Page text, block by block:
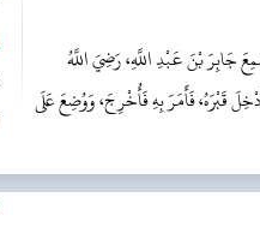
جَابِرَ بْنَ عَبْدِ اللَّهِ، رَضِيَ اللَّهُ
قَبْرَهُ، فَأَمَرَ بِهِ فَأُخْرِجَ، وَوُضِعَ عَلَى